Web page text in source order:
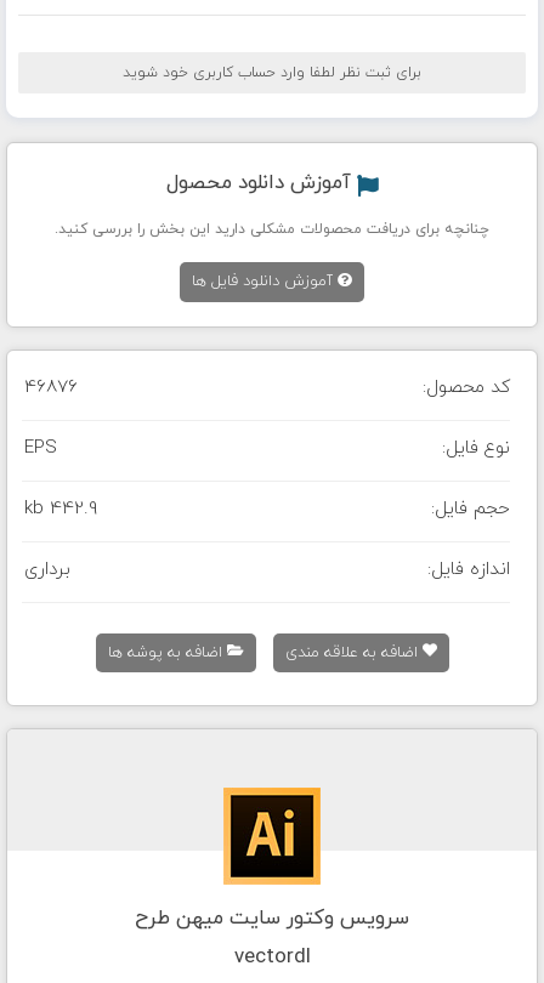
برای ثبت نظر لطفا وارد حساب کاربری خود شوید
آموزش دانلود محصول
چنانچه برای دریافت محصولات مشکلی دارید این بخش را بررسی کنید.
آموزش دانلود فایل ها
کد محصول: 46876
نوع فایل: EPS
حجم فایل: 442.9 kb
اندازه فایل: برداری
اضافه به علاقه مندی اضافه به پوشه ها
سرویس وکتور سایت میهن طرح
vectordl